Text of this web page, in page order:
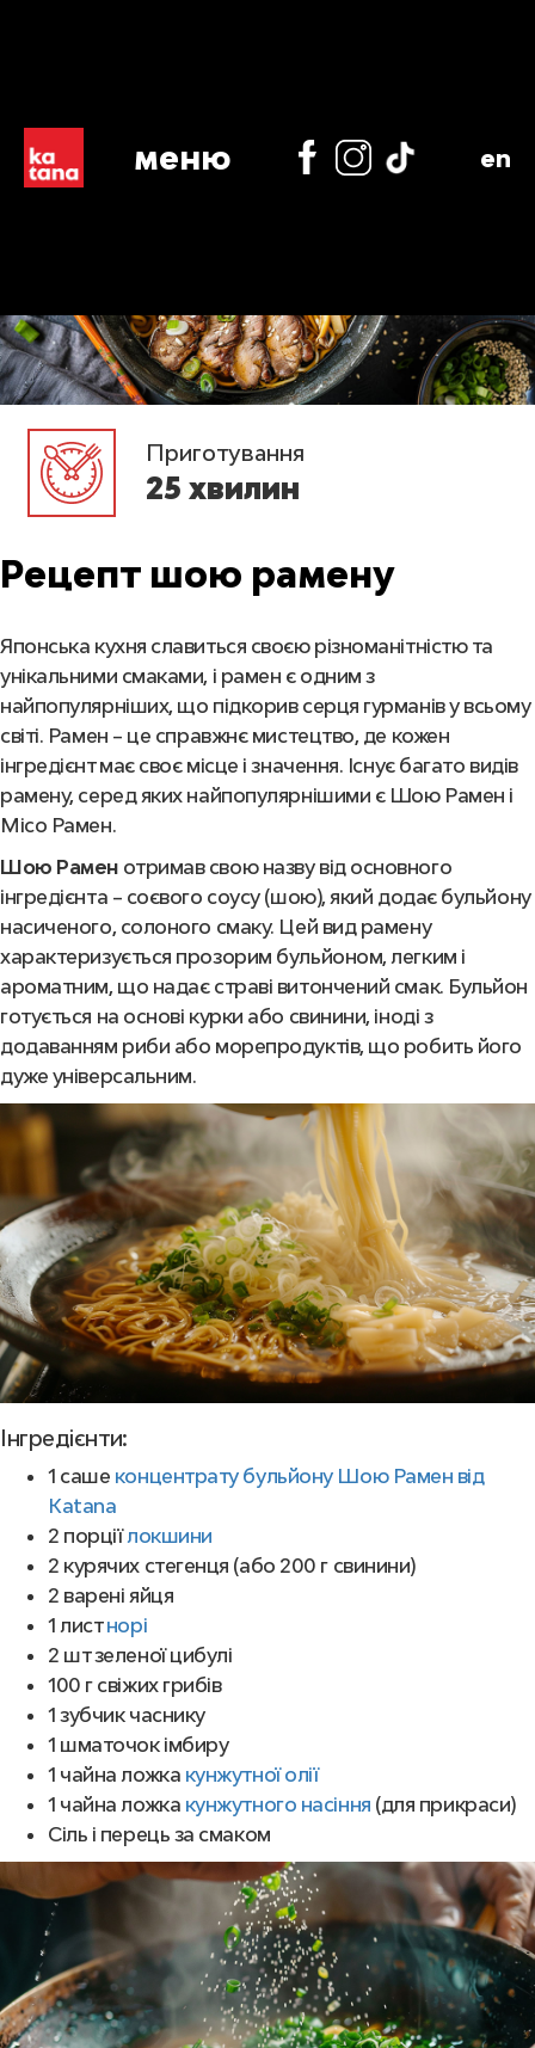
меню en
Приготування
25 хвилин
Рецепт шою рамену
Японська кухня славиться своєю різноманітністю та
унікальними смаками, і рамен є одним з
найпопулярніших, що підкорив серця гурманів у всьому
світі. Рамен – це справжнє мистецтво, де кожен
інгредієнт має своє місце і значення. Існує багато видів
рамену, серед яких найпопулярнішими є Шою Рамен і
Місо Рамен.
Шою Раменотримав свою назву від основного
інгредієнта – соєвого соусу (шою), який додає бульйону
насиченого, солоного смаку. Цей вид рамену
характеризується прозорим бульйоном, легким і
ароматним, що надає страві витончений смак. Бульйон
готується на основі курки або свинини, іноді з
додаванням риби або морепродуктів, що робить його
дуже універсальним.
Інгредієнти:
1 саше концентрату бульйону Шою Рамен від
Katana
2 порціїлокшини
2 курячих стегенця (або 200 г свинини)
2 варені яйця
1 листнорі
2 шт зеленої цибулі
100 г свіжих грибів
1 зубчик часнику
1 шматочок імбиру
1 чайна ложка кунжутної олії
1 чайна ложка кунжутного насіння (для прикраси)
Сіль і перець за смаком